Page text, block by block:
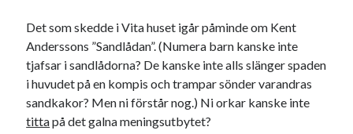
Det som skedde i Vita huset igår påminde om Kent
Anderssons ”Sandlådan”. (Numera barn kanske inte
tjafsar i sandlådorna? De kanske inte alls slänger spaden
i huvudet på en kompis och trampar sönder varandras
sandkakor? Men ni förstår nog.) Ni orkar kanske inte
tittapå det galna meningsutbytet?